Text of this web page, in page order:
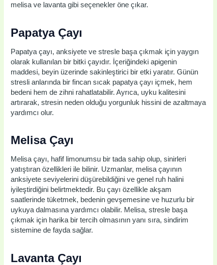
melisa ve lavanta gibi seçenekler öne çıkar.
Papatya Çayı
Papatya çayı, anksiyete ve stresle başa çıkmak için yaygın
olarak kullanılan bir bitki çayıdır. İçeriğindeki apigenin
maddesi, beyin üzerinde sakinleştirici bir etki yaratır. Günün
stresli anlarında bir fincan sıcak papatya çayı içmek, hem
bedeni hem de zihni rahatlatabilir. Ayrıca, uyku kalitesini
artırarak, stresin neden olduğu yorgunluk hissini de azaltmaya
yardımcı olur.
Melisa Çayı
Melisa çayı, hafif limonumsu bir tada sahip olup, sinirleri
yatıştıran özellikleri ile bilinir. Uzmanlar, melisa çayının
anksiyete seviyelerini düşürebildiğini ve genel ruh halini
iyileştirdiğini belirtmektedir. Bu çayı özellikle akşam
saatlerinde tüketmek, bedenin gevşemesine ve huzurlu bir
uykuya dalmasına yardımcı olabilir. Melisa, stresle başa
çıkmak için harika bir tercih olmasının yanı sıra, sindirim
sistemine de fayda sağlar.
Lavanta Çayı